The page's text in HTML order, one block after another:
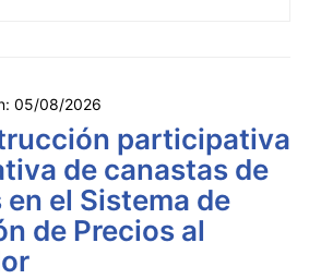
05/08/2026
participativa
de canastas de
el Sistema de
de Precios al